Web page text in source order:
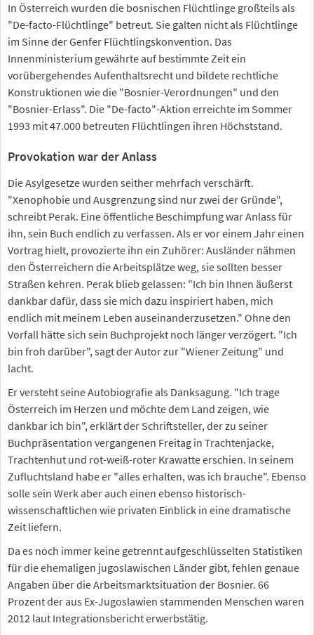
In Österreich wurden die bosnischen Flüchtlinge großteils als
"De-facto-Flüchtlinge" betreut. Sie galten nicht als Flüchtlinge
im Sinne der Genfer Flüchtlingskonvention. Das
Innenministerium gewährte auf bestimmte Zeit ein
vorübergehendes Aufenthaltsrecht und bildete rechtliche
Konstruktionen wie die "Bosnier-Verordnungen" und den
"Bosnier-Erlass". Die "De-facto"-Aktion erreichte im Sommer
1993 mit 47.000 betreuten Flüchtlingen ihren Höchststand.
Provokation war der Anlass
Die Asylgesetze wurden seither mehrfach verschärft.
"Xenophobie und Ausgrenzung sind nur zwei der Gründe",
schreibt Perak. Eine öffentliche Beschimpfung war Anlass für
ihn, sein Buch endlich zu verfassen. Als er vor einem Jahr einen
Vortrag hielt, provozierte ihn ein Zuhörer: Ausländer nähmen
den Österreichern die Arbeitsplätze weg, sie sollten besser
Straßen kehren. Perak blieb gelassen: "Ich bin Ihnen äußerst
dankbar dafür, dass sie mich dazu inspiriert haben, mich
endlich mit meinem Leben auseinanderzusetzen." Ohne den
Vorfall hätte sich sein Buchprojekt noch länger verzögert. "Ich
bin froh darüber", sagt der Autor zur "Wiener Zeitung" und
lacht.
Er versteht seine Autobiografie als Danksagung. "Ich trage
Österreich im Herzen und möchte dem Land zeigen, wie
dankbar ich bin", erklärt der Schriftsteller, der zu seiner
Buchpräsentation vergangenen Freitag in Trachtenjacke,
Trachtenhut und rot-weiß-roter Krawatte erschien. In seinem
Zufluchtsland habe er "alles erhalten, was ich brauche". Ebenso
solle sein Werk aber auch einen ebenso historisch-
wissenschaftlichen wie privaten Einblick in eine dramatische
Zeit liefern.
Da es noch immer keine getrennt aufgeschlüsselten Statistiken
für die ehemaligen jugoslawischen Länder gibt, fehlen genaue
Angaben über die Arbeitsmarktsituation der Bosnier. 66
Prozent der aus Ex-Jugoslawien stammenden Menschen waren
2012 laut Integrationsbericht erwerbstätig.